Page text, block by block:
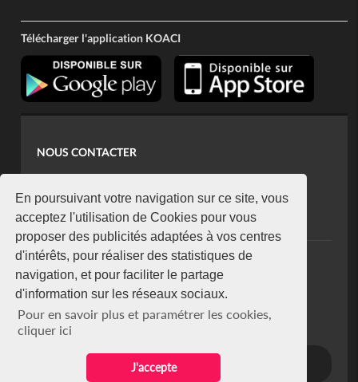
En poursuivant votre navigation sur ce site, vous
acceptez l'utilisation de Cookies pour vous
proposer des publicités adaptées à vos centres
d'intérêts, pour réaliser des statistiques de
navigation, et pour faciliter le partage
d'information sur les réseaux sociaux.
Pour en savoir plus et paramétrer les cookies,
cliquer ici
J'accepte
Télécharger l'application KOACI
NOUS CONTACTER
koaci@yahoo.fr
+225 07 08 85 52 93
NEWSLETTER
Restez connecté via notre newsletter
S'abonner
Se désabonner